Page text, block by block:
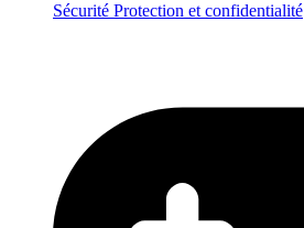
Sécurité Protection et confidentialité